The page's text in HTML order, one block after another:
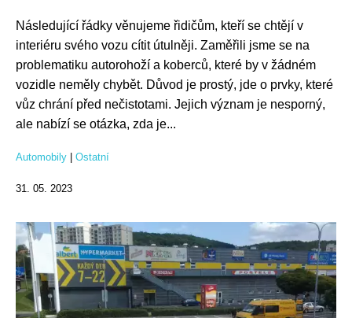
Následující řádky věnujeme řidičům, kteří se chtějí v
interiéru svého vozu cítit útulněji. Zaměřili jsme se na
problematiku autorohoží a koberců, které by v žádném
vozidle neměly chybět. Důvod je prostý, jde o prvky, které
vůz chrání před nečistotami. Jejich význam je nesporný,
ale nabízí se otázka, zda je...
Automobily Ostatní
31. 05. 2023